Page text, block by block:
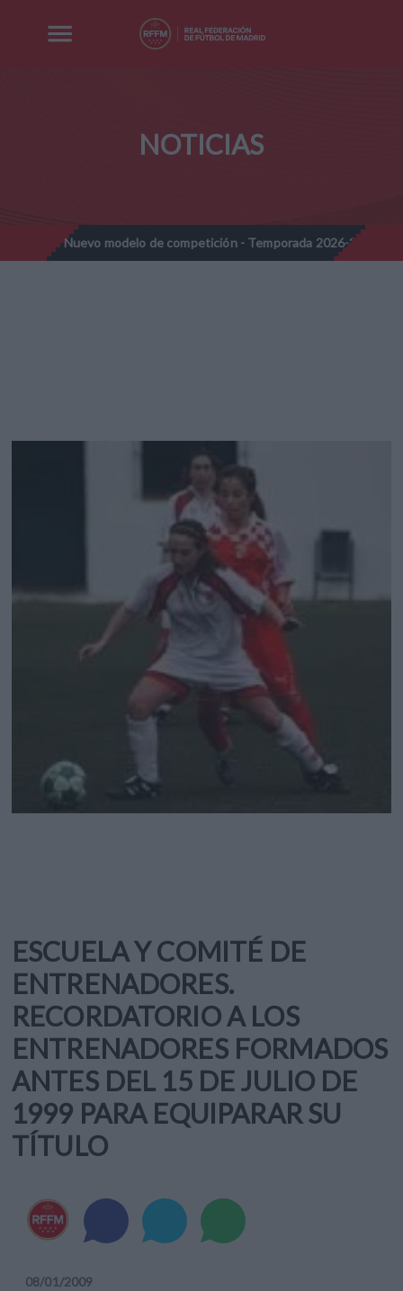
NOTICIAS
modelo de competición - Temporada 2026-2027 // Nota
ESCUELA Y COMITÉ DE
ENTRENADORES.
RECORDATORIO A LOS
ENTRENADORES FORMADOS
ANTES DEL 15 DE JULIO DE
1999 PARA EQUIPARAR SU
TÍTULO
08/01/2009